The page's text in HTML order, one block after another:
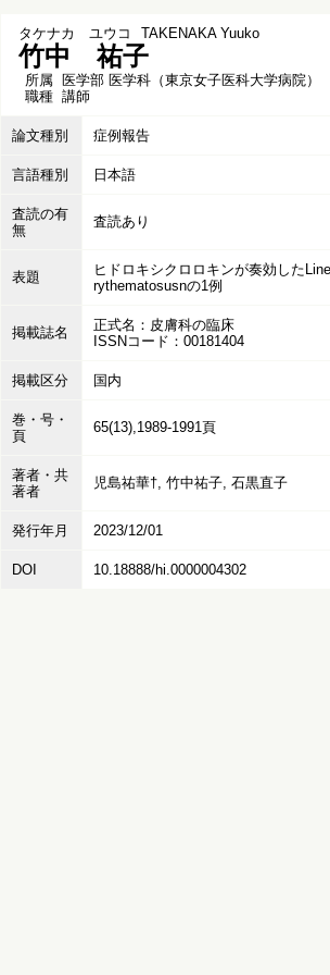
タケナカ ユウコ TAKENAKA Yuuko
竹中 祐子
所属 医学部 医学科（東京女子医科大学病院）
職種 講師
論文種別 症例報告
言語種別 日本語
査読の有
無
査読あり
表題
ヒドロキシクロロキンが奏効した
rythematosusnの1例
掲載誌名
正式名：皮膚科の臨床
ISSNコード：00181404
掲載区分 国内
巻・号・
頁
65(13),1989-1991頁
著者・共
著者
児島祐華†, 竹中祐子, 石黒直子
発行年月 2023/12/01
DOI 10.18888/hi.0000004302